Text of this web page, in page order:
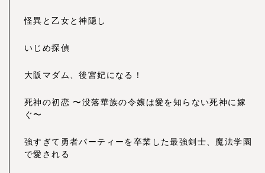
怪異と乙女と神隠し
いじめ探偵
大阪マダム、後宮妃になる！
死神の初恋 〜没落華族の令嬢は愛を知らない死神に嫁
ぐ〜
強すぎて勇者パーティーを卒業した最強剣士、魔法学園
で愛される